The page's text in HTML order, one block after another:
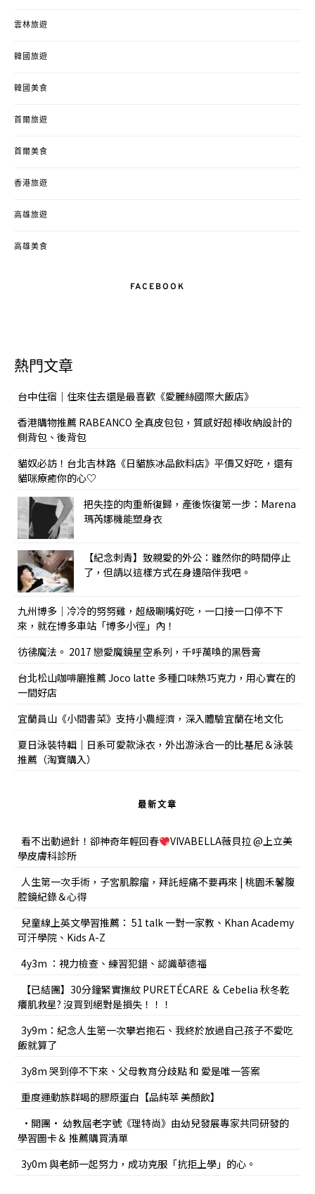
雲林旅遊
韓國旅遊
韓國美食
首爾旅遊
首爾美食
香港旅遊
高雄旅遊
高雄美食
FACEBOOK
熱門文章
台中住宿｜住來住去還是最喜歡《愛麗絲國際大飯店》
香港購物推薦 RABEANCO 全真皮包包，質感好超棒收納設計的
側背包、後背包
貓奴必訪！台北吉林路《日貓族冰品飲料店》平價又好吃，還有
貓咪療癒你的心♡
把失控的肉重新復歸，產後恢復第一步：Marena
瑪芮娜機能塑身衣
【紀念刺青】致親愛的外公：雖然你的時間停止
了，但請以這樣方式在身邊陪伴我吧。
九州博多｜冷冷的努努雞，超級唰嘴好吃，一口接一口停不下
來，就在博多車站「博多小徑」內！
彷彿魔法。 2017 戀愛魔鏡星空系列，千呼萬喚的黑唇膏
台北松山咖啡廳推薦 Joco latte 多種口味熱巧克力，用心實在的
一間好店
宜蘭員山《小間書菜》支持小農經濟，深入體驗宜蘭在地文化
夏日泳裝特輯｜日系可愛款泳衣，外出游泳合一的比基尼＆泳裝
推薦（淘寶購入）
最新文章
看不出動過針！卻神奇年輕回春
VIVABELLA薇貝拉 @上立美
學皮膚科診所
人生第一次手術，子宮肌腺瘤，拜託經痛不要再來 | 桃園禾馨腹
腔鏡紀錄＆心得
兒童線上英文學習推薦： 51 talk 一對一家教、Khan Academy
可汗學院、Kids A-Z
4y3m ：視力檢查、練習犯錯、認識華德福
【已結團】30分鐘緊實撫紋 PURETÉCARE ＆ Cebelia 秋冬乾
癢肌救星? 沒買到絕對是損失！！！
3y9m：紀念人生第一次攀岩抱石、我終於放過自己孩子不愛吃
飯就算了
3y8m 哭到停不下來、父母教育分歧點 和 愛是唯一答案
重度運動族群喝的膠原蛋白【品純萃 美顏飲】
•開團• 幼教屆老字號《理特尚》由幼兒發展專家共同研發的
學習圖卡＆ 推薦購買清單
3y0m 與老師一起努力，成功克服「抗拒上學」的心。